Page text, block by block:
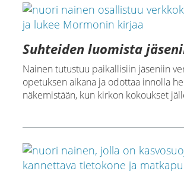
Suhteiden luomista
Nainen tutustuu paikallisiin jäseniin
opetuksen aikana ja odottaa innolla
näkemistään, kun kirkon kokoukset